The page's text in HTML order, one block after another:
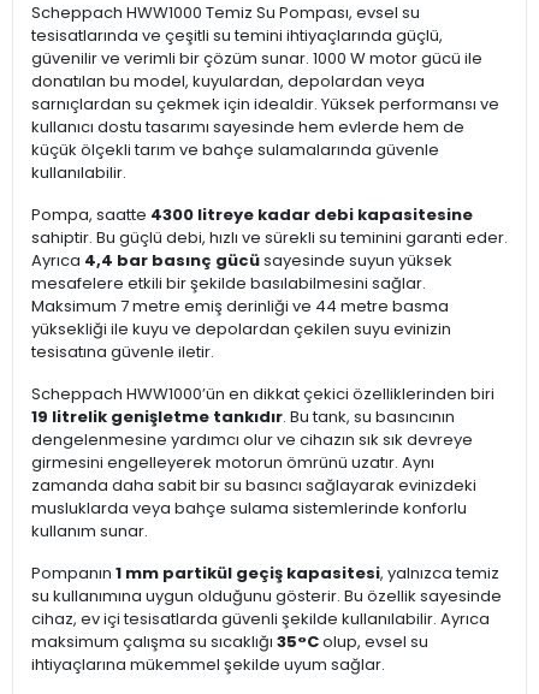
Scheppach HWW1000 Temiz Su Pompası, evsel su
tesisatlarında ve çeşitli su temini ihtiyaçlarında güçlü,
güvenilir ve verimli bir çözüm sunar. 1000 W motor gücü ile
donatılan bu model, kuyulardan, depolardan veya
sarnıçlardan su çekmek için idealdir. Yüksek performansı ve
kullanıcı dostu tasarımı sayesinde hem evlerde hem de
küçük ölçekli tarım ve bahçe sulamalarında güvenle
kullanılabilir.
Pompa, saatte 4300 litreye kadar debi kapasitesine
sahiptir. Bu güçlü debi, hızlı ve sürekli su teminini garanti eder.
Ayrıca 4,4 bar basınç gücüsayesinde suyun yüksek
mesafelere etkili bir şekilde basılabilmesini sağlar.
Maksimum 7 metre emiş derinliği ve 44 metre basma
yüksekliği ile kuyu ve depolardan çekilen suyu evinizin
tesisatına güvenle iletir.
Scheppach HWW1000’ün en dikkat çekici özelliklerinden biri
19 litrelik genişletme tankıdır. Bu tank, su basıncının
dengelenmesine yardımcı olur ve cihazın sık sık devreye
girmesini engelleyerek motorun ömrünü uzatır. Aynı
zamanda daha sabit bir su basıncı sağlayarak evinizdeki
musluklarda veya bahçe sulama sistemlerinde konforlu
kullanım sunar.
Pompanın 1 mm partikül geçiş kapasitesi, yalnızca temiz
su kullanımına uygun olduğunu gösterir. Bu özellik sayesinde
cihaz, ev içi tesisatlarda güvenli şekilde kullanılabilir. Ayrıca
maksimum çalışma su sıcaklığı 35°Colup, evsel su
ihtiyaçlarına mükemmel şekilde uyum sağlar.